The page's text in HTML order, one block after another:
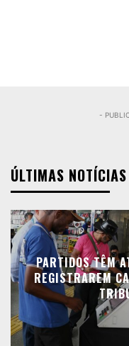
-
ÚLTIMAS NOTÍCIAS
PARTIDOS TÊM
REGISTRAREM